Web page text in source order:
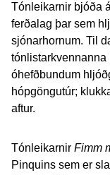
Tónleikarnir bjóða
ferðalag þar sem
sjónarhornum. Til
tónlistarkvennanna
óhefðbundum
hópgöngutúr;
aftur.
Tónleikarnir Fimm
Pinquins sem er